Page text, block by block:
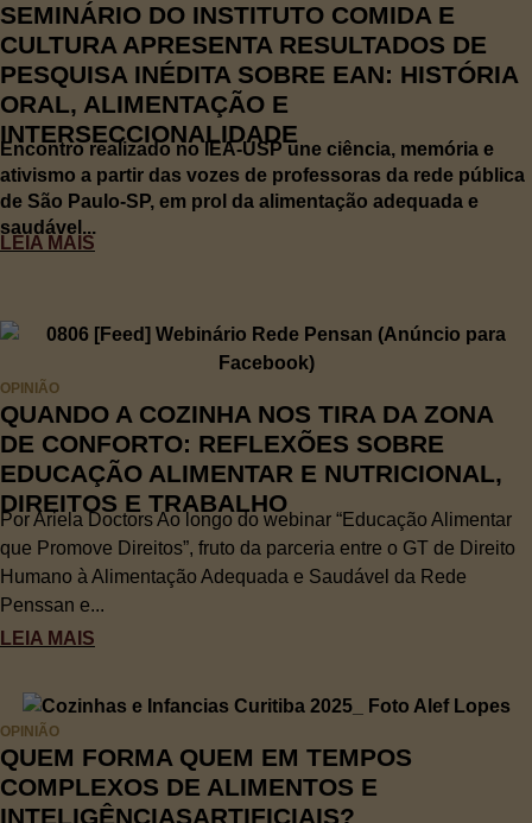
SEMINÁRIO DO INSTITUTO COMIDA E
CULTURA APRESENTA RESULTADOS DE
PESQUISA INÉDITA SOBRE EAN: HISTÓRIA
ORAL, ALIMENTAÇÃO E
INTERSECCIONALIDADE
Encontro realizado no IEA-USP une ciência, memória e
ativismo a partir das vozes de professoras da rede pública
de São Paulo-SP, em prol da alimentação adequada e
saudável...
LEIA MAIS
OPINIÃO
QUANDO A COZINHA NOS TIRA DA ZONA
DE CONFORTO: REFLEXÕES SOBRE
EDUCAÇÃO ALIMENTAR E NUTRICIONAL,
DIREITOS E TRABALHO
Por Ariela Doctors Ao longo do webinar “Educação Alimentar
que Promove Direitos”, fruto da parceria entre o GT de Direito
Humano à Alimentação Adequada e Saudável da Rede
Penssan e...
LEIA MAIS
OPINIÃO
QUEM FORMA QUEM EM TEMPOS
COMPLEXOS DE ALIMENTOS E
INTELIGÊNCIASARTIFICIAIS?